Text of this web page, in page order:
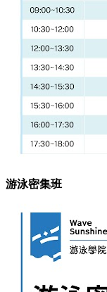
游泳密集班